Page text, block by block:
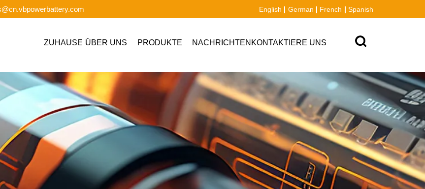
English German French Spanish
ZUHAUSE ÜBER UNS PRODUKTE NACHRICHTEN KONTAKTIERE UNS